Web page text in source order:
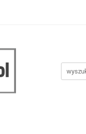
WYCENA ZESTAWÓW